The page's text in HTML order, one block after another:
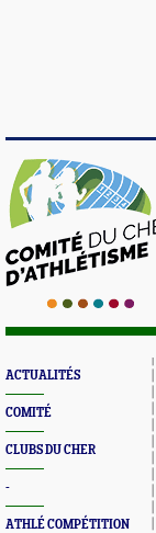
ACTUALITÉS
COMITÉ
CLUBS DU CHER
-
ATHLÉ COMPÉTITION